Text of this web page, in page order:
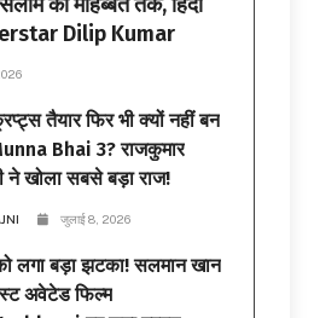
Dilip Kumar
तैयार फिर भी क्यों नहीं बन
Bhai 3? राजकुमार
ने खोला सबसे बड़ा राज!
जुलाई 8, 2026
लगा बड़ा झटका! सलमान खान
अवेटेड फिल्म